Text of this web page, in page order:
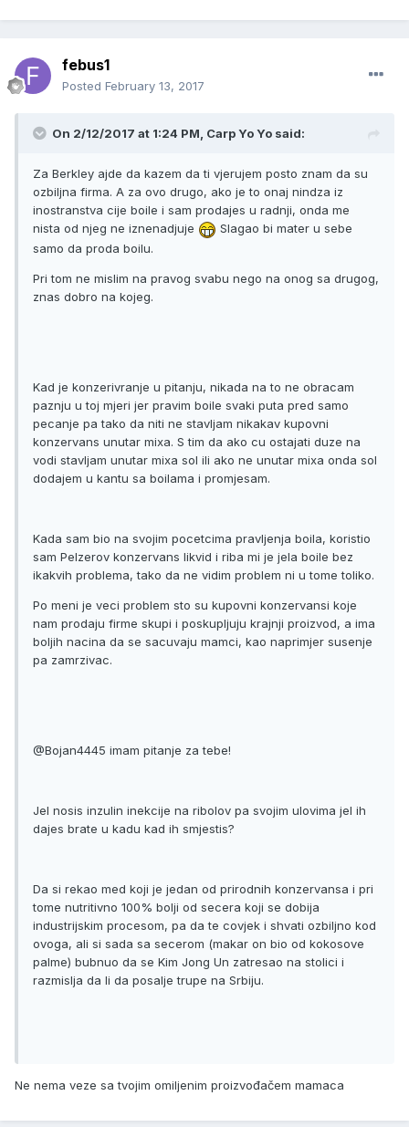
febus1
Posted February 13, 2017
On 2/12/2017 at 1:24 PM, Carp Yo Yo said:
Za Berkley ajde da kazem da ti vjerujem posto znam da su
ozbiljna firma. A za ovo drugo, ako je to onaj nindza iz
inostranstva cije boile i sam prodajes u radnji, onda me
nista od njeg ne iznenadjuje
Slagao bi mater u sebe
samo da proda boilu.
Pri tom ne mislim na pravog svabu nego na onog sa drugog,
znas dobro na kojeg.
Kad je konzerivranje u pitanju, nikada na to ne obracam
paznju u toj mjeri jer pravim boile svaki puta pred samo
pecanje pa tako da niti ne stavljam nikakav kupovni
konzervans unutar mixa. S tim da ako cu ostajati duze na
vodi stavljam unutar mixa sol ili ako ne unutar mixa onda sol
dodajem u kantu sa boilama i promjesam.
Kada sam bio na svojim pocetcima pravljenja boila, koristio
sam Pelzerov konzervans likvid i riba mi je jela boile bez
ikakvih problema, tako da ne vidim problem ni u tome toliko.
Po meni je veci problem sto su kupovni konzervansi koje
nam prodaju firme skupi i poskupljuju krajnji proizvod, a ima
boljih nacina da se sacuvaju mamci, kao naprimjer susenje
pa zamrzivac.
@Bojan4445 imam pitanje za tebe!
Jel nosis inzulin inekcije na ribolov pa svojim ulovima jel ih
dajes brate u kadu kad ih smjestis?
Da si rekao med koji je jedan od prirodnih konzervansa i pri
tome nutritivno 100% bolji od secera koji se dobija
industrijskim procesom, pa da te covjek i shvati ozbiljno kod
ovoga, ali si sada sa secerom (makar on bio od kokosove
palme) bubnuo da se Kim Jong Un zatresao na stolici i
razmislja da li da posalje trupe na Srbiju.
Ne nema veze sa tvojim omiljenim proizvođačem mamaca